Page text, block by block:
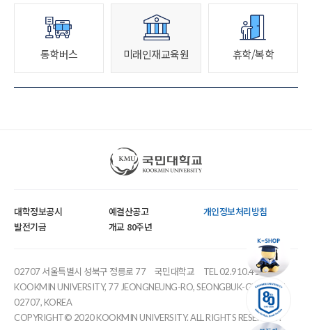
통학버스 미래인재교육원 휴학/복학
국민대학교
대학정보공시 예결산공고
개인정보처리방침
발전기금
개교 80주년
02707 서울특별시 성북구 정릉로 77 국민대학교
TEL 02.910.4114
KOOKMIN UNIVERSITY, 77 JEONGNEUNG-RO, SEONGBUK-GU, SEOUL,
02707, KOREA
COPYRIGHT© 2020 KOOKMIN UNIVERSITY. ALL RIGHTS RESERVED.